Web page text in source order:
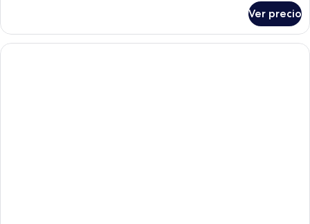
without
balcony
Ver precio